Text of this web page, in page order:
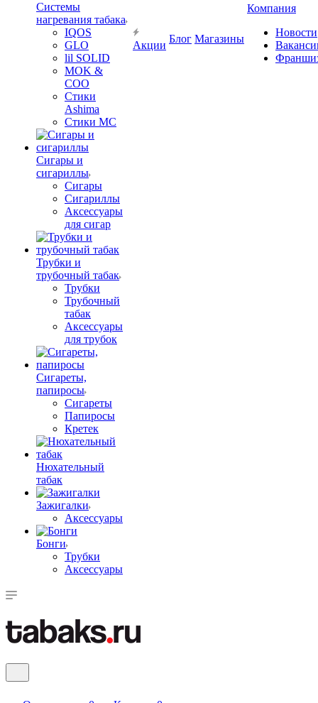
Системы
нагревания табака
IQOS
GLO
lil SOLID
MOK &
COO
Стики
Ashima
Стики MC
Сигары и
сигариллы
Сигары
Сигариллы
Аксессуары
для сигар
Трубки и
трубочный табак
Трубки
Трубочный
табак
Аксессуары
для трубок
Сигареты,
папиросы
Сигареты
Папиросы
Кретек
Нюхательный
табак
Зажигалки
Аксессуары
Бонги
Трубки
Аксессуары
Акции
Блог Магазины
Компания
Новости